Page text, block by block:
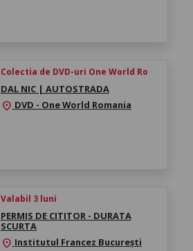
Colectia de DVD-uri One World Ro
DAL NIC | AUTOSTRADA
location_on DVD - One World Romania
Valabil 3 luni
PERMIS DE CITITOR - DURATA
SCURTA
location_on Institutul Francez București